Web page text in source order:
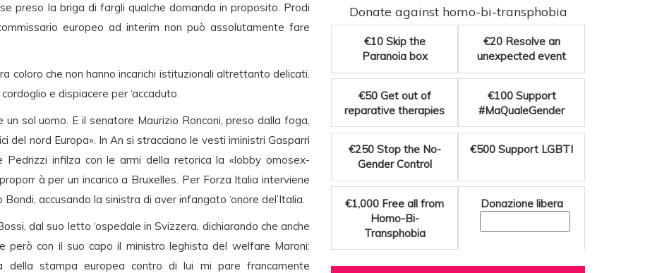
preso la briga di fargli qualche domanda in proposito. Prodi
europeo ad interim non può assolutamente fare
coloro che non hanno incarichi istituzionali altrettanto delicati.
e dispiacere per ‘accaduto.
sol uomo. E il senatore Maurizio Ronconi, preso dalla foga,
del nord Europa». In An si stracciano le vesti iministri Gasparri
Pedrizzi infilza con le armi della retorica la «lobby omosex-
à per un incarico a Bruxelles. Per Forza Italia interviene
accusando la sinistra di aver infangato ‘onore del’Italia.
dal suo letto ‘ospedale in Svizzera, dichiarando che anche
con il suo capo il ministro leghista del welfare Maroni:
stampa europea contro di lui mi pare francamente
Donate against homo-bi-transphobia
€10 Skip the
Paranoia box
€20 Resolve an
unexpected event
€50 Get out of
reparative therapies
€100 Support
#MaQualeGender
€250 Stop the No-
Gender Control
€500 Support LGBTI
€1,000 Free all from
Homo-Bi-
Transphobia
Donazione libera